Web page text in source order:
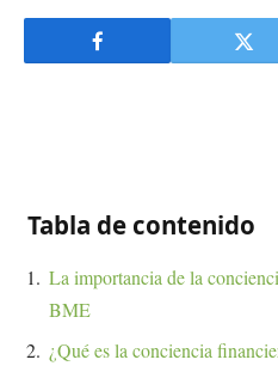
Tabla de contenido
La importancia de la
BME
¿Qué es la conciencia